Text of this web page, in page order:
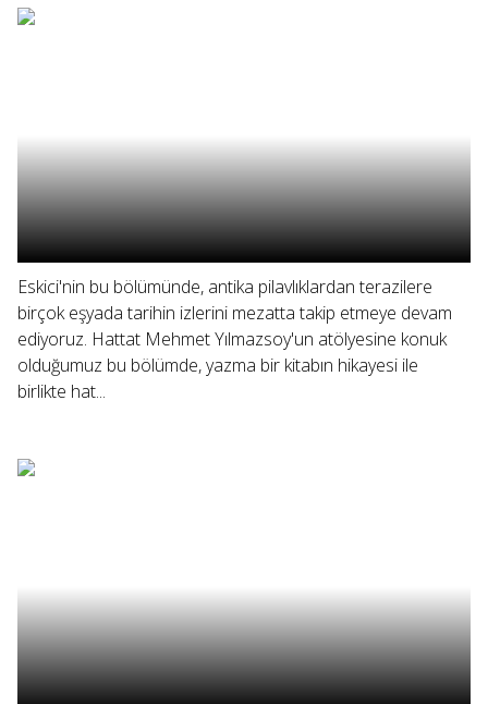
Eskici'nin bu bölümünde, antika pilavlıklardan terazilere
birçok eşyada tarihin izlerini mezatta takip etmeye devam
ediyoruz. Hattat Mehmet Yılmazsoy'un atölyesine konuk
olduğumuz bu bölümde, yazma bir kitabın hikayesi ile
birlikte hat...